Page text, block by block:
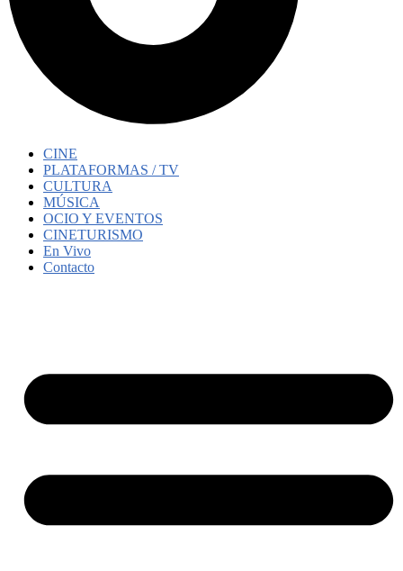
CINE
PLATAFORMAS / TV
CULTURA
MÚSICA
OCIO Y EVENTOS
CINETURISMO
En Vivo
Contacto